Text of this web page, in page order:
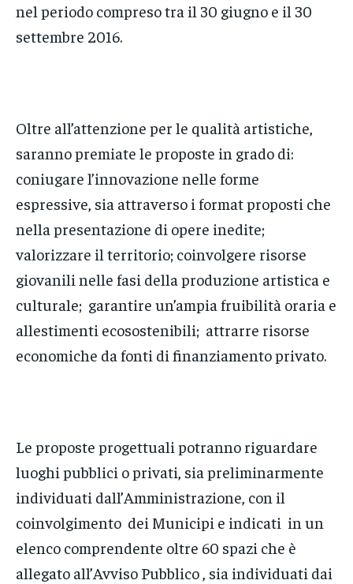
nel periodo compreso tra il 30 giugno e il 30
settembre 2016.
Oltre all’attenzione per le qualità artistiche,
saranno premiate le proposte in grado di:
coniugare l’innovazione nelle forme
espressive, sia attraverso i format proposti che
nella presentazione di opere inedite;
valorizzare il territorio; coinvolgere risorse
giovanili nelle fasi della produzione artistica e
culturale; garantire un’ampia fruibilità oraria e
allestimenti ecosostenibili; attrarre risorse
economiche da fonti di finanziamento privato.
Le proposte progettuali potranno riguardare
luoghi pubblici o privati, sia preliminarmente
individuati dall’Amministrazione, con il
coinvolgimento dei Municipi e indicati in un
elenco comprendente oltre 60 spazi che è
allegato all’Avviso Pubblico , sia individuati dai